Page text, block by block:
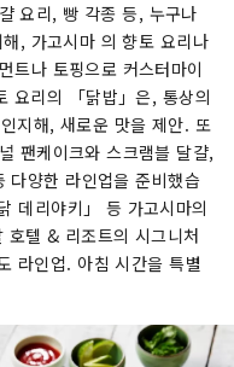
요리, 빵 각종 등, 누구나
, 가고시마 의 향토 요리나
트나 토핑으로 커스터마이
요리의 「닭밥」은, 통상의
지해, 새로운 맛을 제안. 또
팬케이크와 스크램블 달걀,
다양한 라인업을 준비했습
데리야키」 등 가고시마의
호텔 & 리조트의 시그니처
라인업. 아침 시간을 특별